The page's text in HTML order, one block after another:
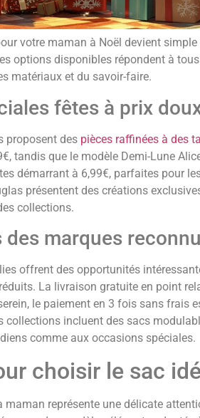
votre maman à Noël devient
options disponibles répondent à
matériaux et du savoir-faire.
fêtes à prix
proposent des pièces raffinées à des
tandis que le modèle Demi-Lune
démarrant à 6,99€, parfaites pour
présentent des créations
collections.
marques
offrent des opportunités
La livraison gratuite en point
le paiement en 3 fois sans frais
collections incluent des sacs
comme aux occasions spéciales.
choisir le sac
représente une délicate